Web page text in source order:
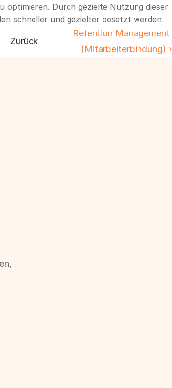
optimieren. Durch gezielte Nutzung dieser
schneller und gezielter besetzt werden
Zurück
Retention Management
(Mitarbeiterbindung) ›